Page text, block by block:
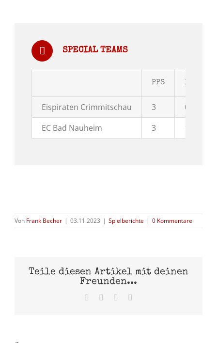
SPECIAL TEAMS
PPS PPG
Eispiraten Crimmitschau 3
0
EC Bad Nauheim
3 1
Von Frank Becher | 03.11.2023 | Spielberichte | 0 Kommentare
Teile diesen Artikel mit deinen
Freunden...
Facebook Pinterest